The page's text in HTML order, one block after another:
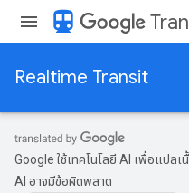
directions_transit
Realtime Transit
Google ใช้เทคโนโลยี AI เพื่อแปล
AI อาจมีข้อผิดพลาด